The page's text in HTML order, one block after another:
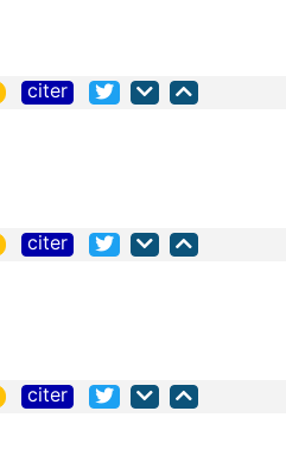
citer
citer
citer